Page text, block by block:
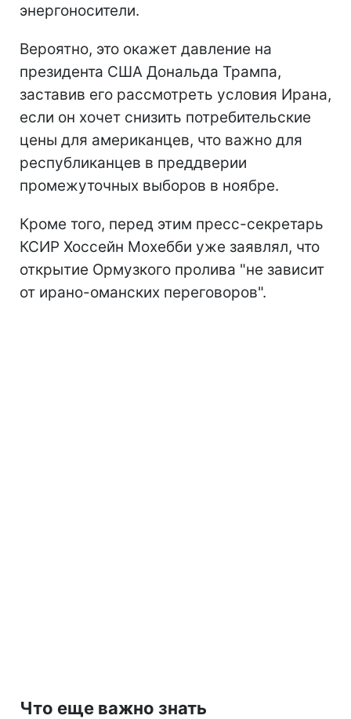
энергоносители.
Вероятно, это окажет давление на
президента США Дональда Трампа,
заставив его рассмотреть условия Ирана,
если он хочет снизить потребительские
цены для американцев, что важно для
республиканцев в преддверии
промежуточных выборов в ноябре.
Кроме того, перед этим пресс-секретарь
КСИР Хоссейн Мохебби уже заявлял, что
открытие Ормузкого пролива "не зависит
от ирано-оманских переговоров".
Что еще важно знать